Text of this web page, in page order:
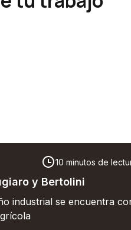
10 minutos de
y Bertolini
industrial se encuentra